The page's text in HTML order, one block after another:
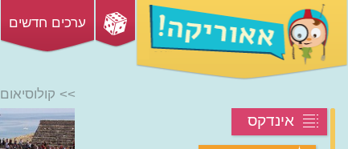
ערכים חדשים
אינדקס
>> קולוסיאום